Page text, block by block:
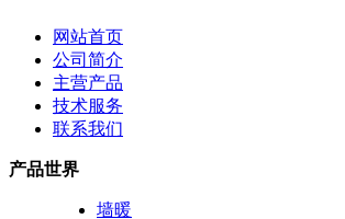
网站首页
公司简介
主营产品
技术服务
联系我们
产品世界
墙暖